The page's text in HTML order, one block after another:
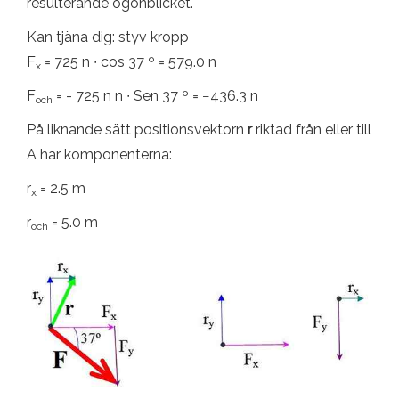
Kan tjäna dig: styv kropp
Fx = 725 n ∙ cos 37 º = 579.0 n
Foch = - 725 n n ∙ Sen 37 º = −436.3 n
På liknande sätt positionsvektorn rriktad från eller till
A har komponenterna:
rx = 2.5 m
roch = 5.0 m